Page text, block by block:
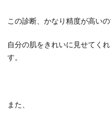
この診断、かなり精度が高いの
自分の肌をきれいに見せてく
す。
また、